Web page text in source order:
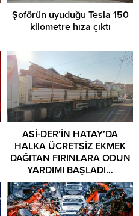
Şoförün uyuduğu Tesla 150
kilometre hıza çıktı
ASİ-DER’İN HATAY’DA
HALKA ÜCRETSİZ EKMEK
DAĞITAN FIRINLARA ODUN
YARDIMI BAŞLADI…